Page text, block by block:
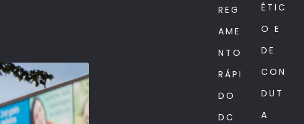
REG
AME
NTO
RÁPI
DO
DC
ÉTIC
O E
DE
CON
DUT
A